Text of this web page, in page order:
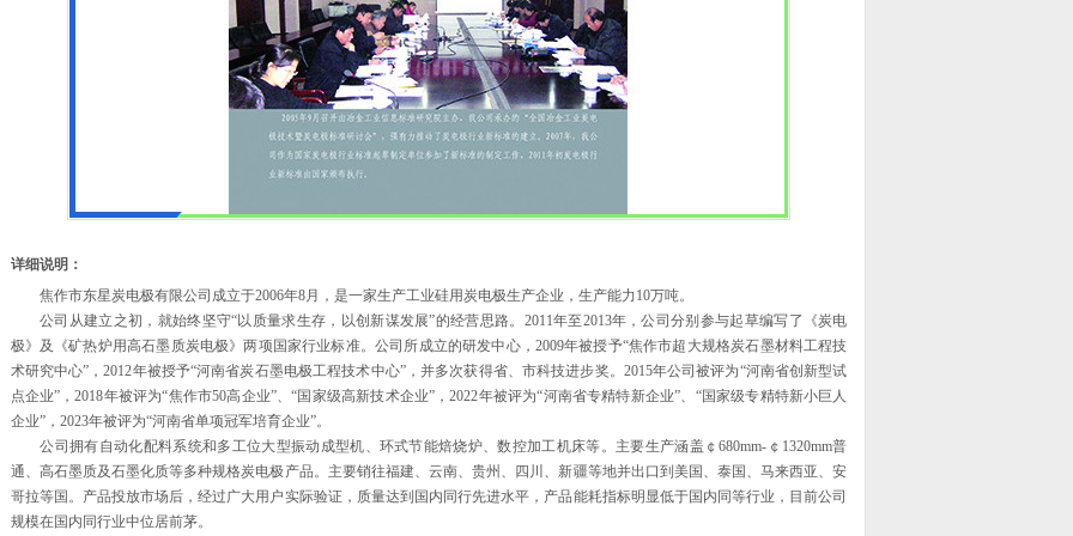
详细说明：
焦作市东星炭电极有限公司成立于2006年8月，是一家生产工业硅用炭电极生产企业，生产能力10万吨。
公司从建立之初，就始终坚守“以质量求生存，以创新谋发展”的经营思路。2011年至2013年，公司分别参与起草编写了《炭电
极》及《矿热炉用高石墨质炭电极》两项国家行业标准。公司所成立的研发中心，2009年被授予“焦作市超大规格炭石墨材料工程技
术研究中心”，2012年被授予“河南省炭石墨电极工程技术中心”，并多次获得省、市科技进步奖。2015年公司被评为“河南省创新型试
点企业”，2018年被评为“焦作市50高企业”、“国家级高新技术企业”，2022年被评为“河南省专精特新企业”、“国家级专精特新小巨人
企业”，2023年被评为“河南省单项冠军培育企业”。
公司拥有自动化配料系统和多工位大型振动成型机、环式节能焙烧炉、数控加工机床等。主要生产涵盖￠680mm-￠1320mm普
通、高石墨质及石墨化质等多种规格炭电极产品。主要销往福建、云南、贵州、四川、新疆等地并出口到美国、泰国、马来西亚、安
哥拉等国。产品投放市场后，经过广大用户实际验证，质量达到国内同行先进水平，产品能耗指标明显低于国内同等行业，目前公司
规模在国内同行业中位居前茅。